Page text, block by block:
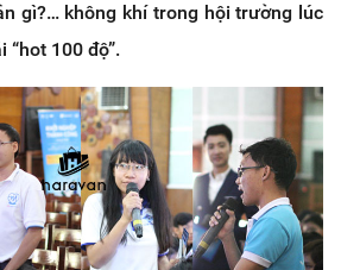
gì?… không khí trong hội trường lúc
“hot 100 độ”.